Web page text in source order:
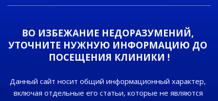
ВО ИЗБЕЖАНИЕ НЕДОРАЗУМЕНИЙ,
УТОЧНИТЕ НУЖНУЮ ИНФОРМАЦИЮ ДО
ПОСЕЩЕНИЯ КЛИНИКИ !
Данный сайт носит общий информационный характер,
включая отдельные его статьи, которые не являются